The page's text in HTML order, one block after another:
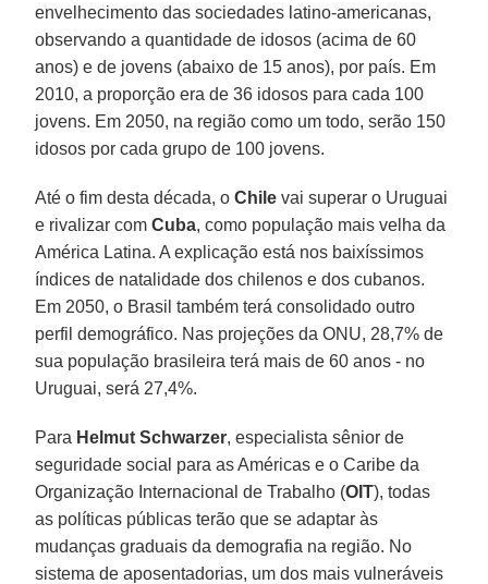
envelhecimento das sociedades latino-americanas,
observando a quantidade de idosos (acima de 60
anos) e de jovens (abaixo de 15 anos), por país. Em
2010, a proporção era de 36 idosos para cada 100
jovens. Em 2050, na região como um todo, serão 150
idosos por cada grupo de 100 jovens.
Até o fim desta década, oChile vai superar o Uruguai
e rivalizar comCuba, como população mais velha da
América Latina. A explicação está nos baixíssimos
índices de natalidade dos chilenos e dos cubanos.
Em 2050, o Brasil também terá consolidado outro
perfil demográfico. Nas projeções da ONU, 28,7% de
sua população brasileira terá mais de 60 anos - no
Uruguai, será 27,4%.
Para Helmut Schwarzer, especialista sênior de
seguridade social para as Américas e o Caribe da
Organização Internacional de Trabalho (OIT), todas
as políticas públicas terão que se adaptar às
mudanças graduais da demografia na região. No
sistema de aposentadorias, um dos mais vulneráveis